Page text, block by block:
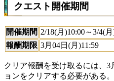
クエスト開催期間
開催期間 2/18(月)10:00～3/4(
報酬期限 3月04日(月)11:59
クリア報酬を受け取るには、3
ョンをクリアする必要がある